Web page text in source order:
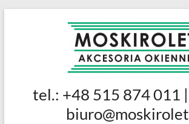
MOSKIROLET
siatki na
tel.: +48 515 874 011